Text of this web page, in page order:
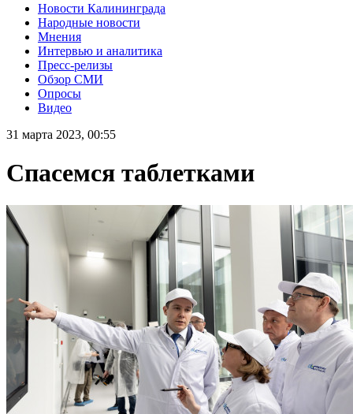
Новости Калининграда
Народные новости
Мнения
Интервью и аналитика
Пресс-релизы
Обзор СМИ
Опросы
Видео
31 марта 2023, 00:55
Спасемся таблетками